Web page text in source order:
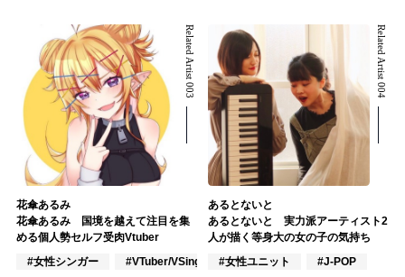
Related Artist 003
花傘あるみ
花傘あるみ 国境を越えて注目を集
める個人勢セルフ受肉Vtuber
#女性シンガー
#VTuber/VSinger #VOCALOID
Related Artist 004
あるとないと
あるとないと 実力派アーティスト2
人が描く等身大の女の子の気持ち
#女性ユニット
#J-POP